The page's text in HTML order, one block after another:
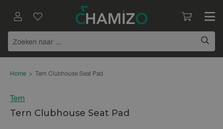
Home > Tern Clubhouse Seat Pad
Tern
Tern Clubhouse Seat Pad